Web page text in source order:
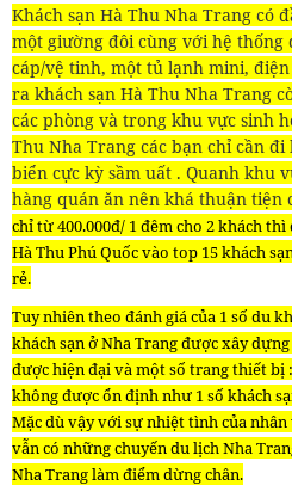
Khách sạn Hà Thu Nha Trang có
một giường đôi cùng với hệ thống
cáp/vệ tinh, một tủ lạnh mini,
ra khách sạn Hà Thu Nha Trang
các phòng và trong khu vực sinh
Thu Nha Trang các bạn chỉ cần
biển cực kỳ sầm uất . Quanh khu
hàng quán ăn nên khá thuận tiện
chỉ từ 400.000đ/ 1 đêm cho 2 khách
Hà Thu Phú Quốc vào top 15 khách
rẻ.
Tuy nhiên theo đánh giá của 1 số du
khách sạn ở Nha Trang được xây
được hiện đại và một số trang thiết bị
không được ổn định như 1 số khách
Mặc dù vậy với sự nhiệt tình của
vẫn có những chuyến du lịch Nha
Nha Trang làm điểm dừng chân.